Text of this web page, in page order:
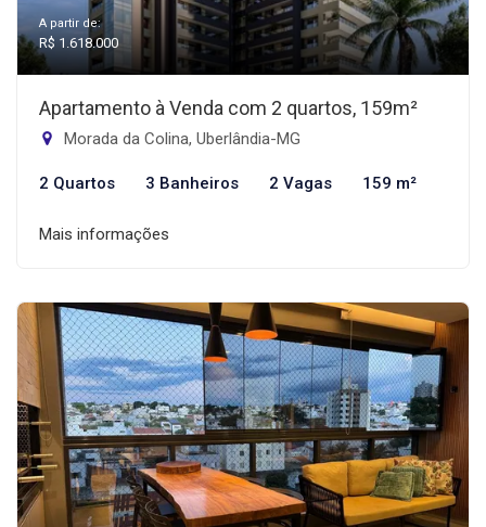
A partir de:
R$ 1.618.000
Apartamento à Venda com 2 quartos, 159m²
Morada da Colina, Uberlândia-MG
2 Quartos 3 Banheiros 2 Vagas 159 m²
Mais informações